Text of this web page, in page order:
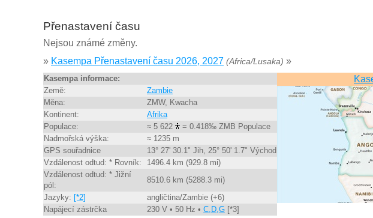
Přenastavení času
Nejsou známé změny.
» Kasempa Přenastavení času 2026, 2027 (Africa/Lusaka) »
Kasempa informace:
Země:
Zambie
Měna:
ZMW, Kwacha
Kontinent:
Afrika
Populace:
≈ 5 622
= 0.418‰ ZMB Populace
Nadmořská výška:
≈ 1235 m
GPS souřadnice
13° 27' 30.1" Jih, 25° 50' 1.7" Východ
Vzdálenost odtud: * Rovník:
1496.4 km (929.8 mi)
Vzdálenost odtud: * Jižní
pól:
8510.6 km (5288.3 mi)
Jazyky: [*2]
angličtina/Zambie (+6)
Napájecí zástrčka
230 V • 50 Hz • C,D,G [*3]